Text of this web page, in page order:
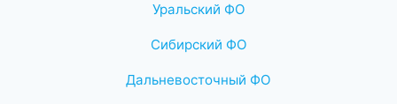
Уральский ФО
Сибирский ФО
Дальневосточный ФО